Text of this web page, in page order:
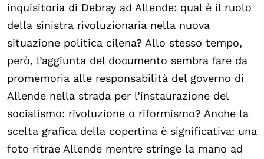
inquisitoria di Debray ad Allende: qual è il ruolo
della sinistra rivoluzionaria nella nuova
situazione politica cilena? Allo stesso tempo,
però, l’aggiunta del documento sembra fare da
promemoria alle responsabilità del governo di
Allende nella strada per l’instaurazione del
socialismo: rivoluzione o riformismo? Anche la
scelta grafica della copertina è significativa: una
foto ritrae Allende mentre stringe la mano ad